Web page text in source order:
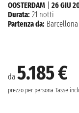
da 5.185 €
prezzo per persona Tasse
OOSTERDAM
26 GIU
Durata: 21 notti
Partenza da: Barcellona